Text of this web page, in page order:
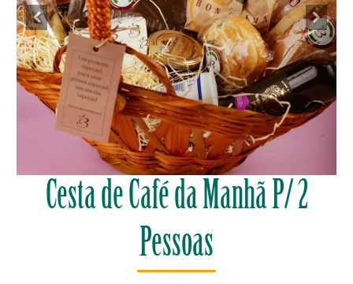
Cesta de Café da Manhã P/ 2
Pessoas